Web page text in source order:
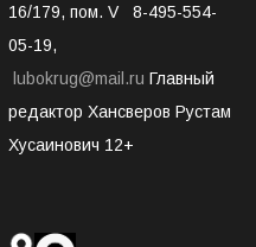
16/179, пом. V 8-495-554-
05-19,
lubokrug@mail.ru Главный
редактор Хансверов Рустам
Хусаинович 12+